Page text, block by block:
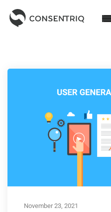
November 23, 2021